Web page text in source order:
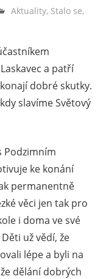
Aktuality, Stalo se,
a patří
dobré skutky.
slavíme Světový
Podzimním
ke konání
permanentně
věci jen tak pro
i doma ve své
už vědí, že
lépe a byli na
dělání dobrých